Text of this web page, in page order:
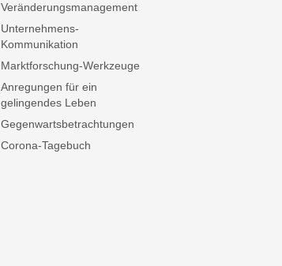
Veränderungsmanagement
Unternehmens-
Kommunikation
Marktforschung-Werkzeuge
Anregungen für ein
gelingendes Leben
Gegenwartsbetrachtungen
Corona-Tagebuch